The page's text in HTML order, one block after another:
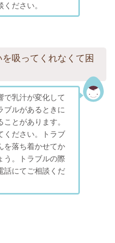
ださい。
吸ってくれなくて困
で乳汁が変化して
ブルがあるときに
とがあります。
ください。トラブ
を落ち着かせてか
う。トラブルの際
話にてご相談くだ